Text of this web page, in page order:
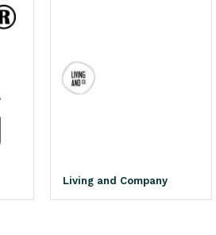
Living and Company